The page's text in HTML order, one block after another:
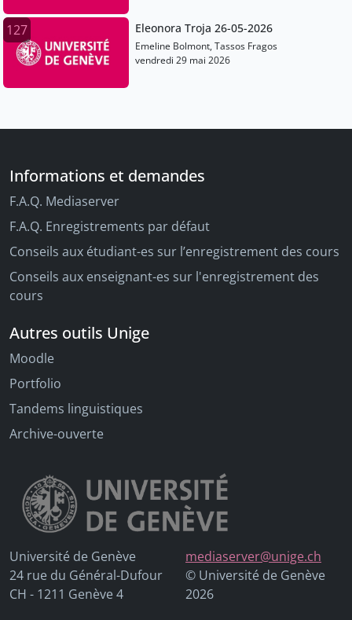
127 Eleonora Troja 26-05-2026
Emeline Bolmont, Tassos Fragos
vendredi 29 mai 2026
Informations et demandes
F.A.Q. Mediaserver
F.A.Q. Enregistrements par défaut
Conseils aux étudiant-es sur l’enregistrement des cours
Conseils aux enseignant-es sur l'enregistrement des
cours
Autres outils Unige
Moodle
Portfolio
Tandems linguistiques
Archive-ouverte
Université de Genève
24 rue du Général-Dufour
CH - 1211 Genève 4
mediaserver@unige.ch
© Université de Genève
2026